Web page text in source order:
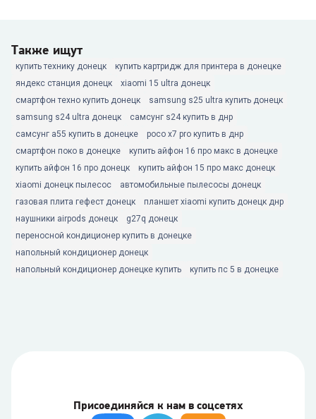
Также ищут
купить технику донецк
купить картридж для принтера в донецке
яндекс станция донецк
xiaomi 15 ultra донецк
смартфон техно купить донецк
samsung s25 ultra купить донецк
samsung s24 ultra донецк
самсунг s24 купить в днр
самсунг а55 купить в донецке
poco x7 pro купить в днр
смартфон поко в донецке
купить айфон 16 про макс в донецке
купить айфон 16 про донецк
купить айфон 15 про макс донецк
xiaomi донецк пылесос
автомобильные пылесосы донецк
газовая плита гефест донецк
планшет xiaomi купить донецк днр
наушники airpods донецк
g27q донецк
переносной кондиционер купить в донецке
напольный кондиционер донецк
напольный кондиционер донецке купить
купить пс 5 в донецке
Присоединяйся к нам в соцсетях